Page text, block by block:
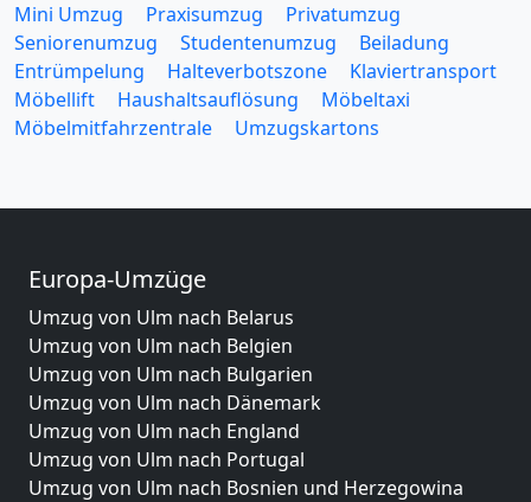
Mini Umzug
Praxisumzug
Privatumzug
Seniorenumzug
Studentenumzug
Beiladung
Entrümpelung
Halteverbotszone
Klaviertransport
Möbellift
Haushaltsauflösung
Möbeltaxi
Möbelmitfahrzentrale
Umzugskartons
Europa-Umzüge
Umzug von Ulm nach Belarus
Umzug von Ulm nach Belgien
Umzug von Ulm nach Bulgarien
Umzug von Ulm nach Dänemark
Umzug von Ulm nach England
Umzug von Ulm nach Portugal
Umzug von Ulm nach Bosnien und Herzegowina